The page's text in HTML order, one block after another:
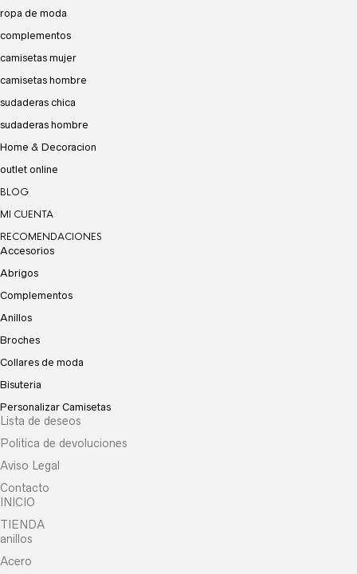
ropa de moda
complementos
camisetas mujer
camisetas hombre
sudaderas chica
sudaderas hombre
Home & Decoracion
outlet online
BLOG
MI CUENTA
RECOMENDACIONES
Accesorios
Abrigos
Complementos
Anillos
Broches
Collares de moda
Bisuteria
Personalizar Camisetas
Lista de deseos
Politica de devoluciones
Aviso Legal
Contacto
INICIO
TIENDA
anillos
Acero